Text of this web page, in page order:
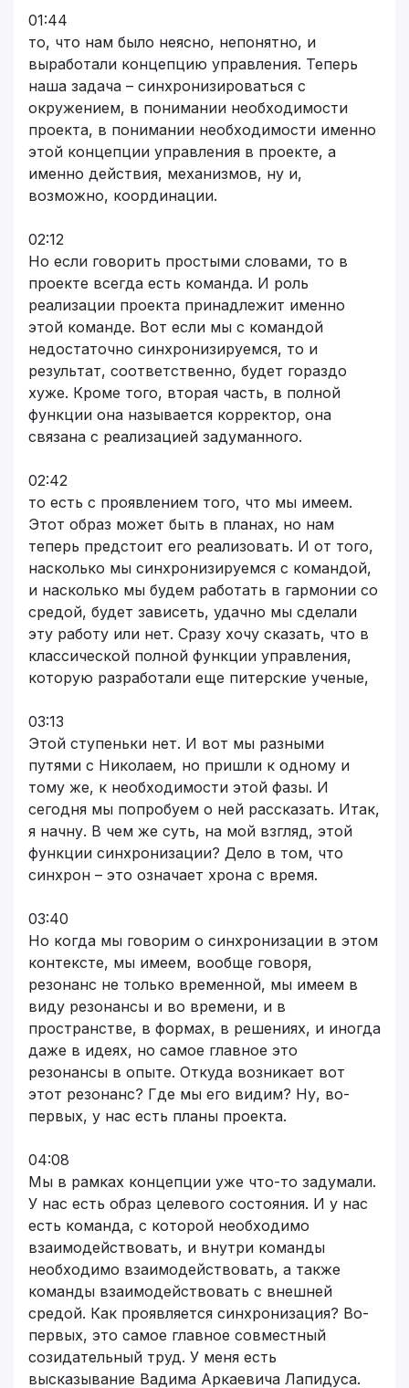
01:44
то, что нам было неясно, непонятно, и
выработали концепцию управления. Теперь
наша задача – синхронизироваться с
окружением, в понимании необходимости
проекта, в понимании необходимости именно
этой концепции управления в проекте, а
именно действия, механизмов, ну и,
возможно, координации.
02:12
Но если говорить простыми словами, то в
проекте всегда есть команда. И роль
реализации проекта принадлежит именно
этой команде. Вот если мы с командой
недостаточно синхронизируемся, то и
результат, соответственно, будет гораздо
хуже. Кроме того, вторая часть, в полной
функции она называется корректор, она
связана с реализацией задуманного.
02:42
то есть с проявлением того, что мы имеем.
Этот образ может быть в планах, но нам
теперь предстоит его реализовать. И от того,
насколько мы синхронизируемся с командой,
и насколько мы будем работать в гармонии со
средой, будет зависеть, удачно мы сделали
эту работу или нет. Сразу хочу сказать, что в
классической полной функции управления,
которую разработали еще питерские ученые,
03:13
Этой ступеньки нет. И вот мы разными
путями с Николаем, но пришли к одному и
тому же, к необходимости этой фазы. И
сегодня мы попробуем о ней рассказать. Итак,
я начну. В чем же суть, на мой взгляд, этой
функции синхронизации? Дело в том, что
синхрон – это означает хрона с время.
03:40
Но когда мы говорим о синхронизации в этом
контексте, мы имеем, вообще говоря,
резонанс не только временной, мы имеем в
виду резонансы и во времени, и в
пространстве, в формах, в решениях, и иногда
даже в идеях, но самое главное это
резонансы в опыте. Откуда возникает вот
этот резонанс? Где мы его видим? Ну, во-
первых, у нас есть планы проекта.
04:08
Мы в рамках концепции уже что-то задумали.
У нас есть образ целевого состояния. И у нас
есть команда, с которой необходимо
взаимодействовать, и внутри команды
необходимо взаимодействовать, а также
команды взаимодействовать с внешней
средой. Как проявляется синхронизация? Во-
первых, это самое главное совместный
созидательный труд. У меня есть
высказывание Вадима Аркаевича Лапидуса.